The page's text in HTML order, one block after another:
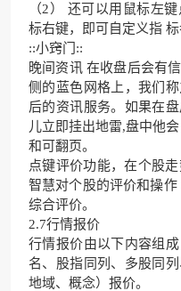
（2） 还可以用鼠标左
标右键，即可自定义指
::小窍门::
晚间资讯 在收盘后会有
侧的蓝色网格上，我们
后的资讯服务。如果在
儿立即挂出地雷,盘中他会
和可翻页。
点键评价功能，在个股
智慧对个股的评价和操
综合评价。
2.7行情报价
行情报价由以下内容组
名、股指同列、多股同
地域、概念）报价。